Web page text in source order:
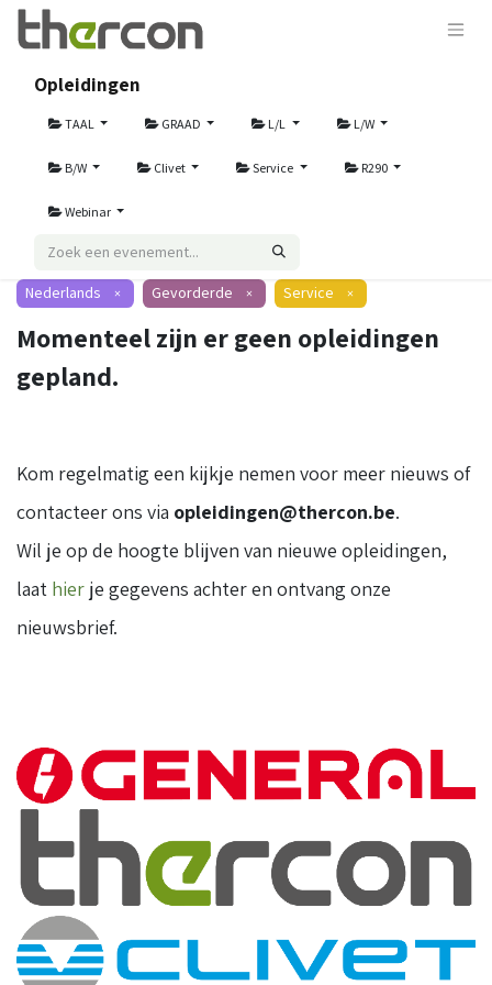
Opleidingen
TAAL GRAAD L/L L/W
B/W Clivet Service R290
Webinar
Nederlands × Gevorderde × Service ×
Momenteel zijn er geen opleidingen
gepland.
Kom regelmatig een kijkje nemen voor meer nieuws of
contacteer ons via opleidingen@thercon.be.
Wil je op de hoogte blijven van nieuwe opleidingen,
laat hier je gegevens achter en ontvang onze
nieuwsbrief.